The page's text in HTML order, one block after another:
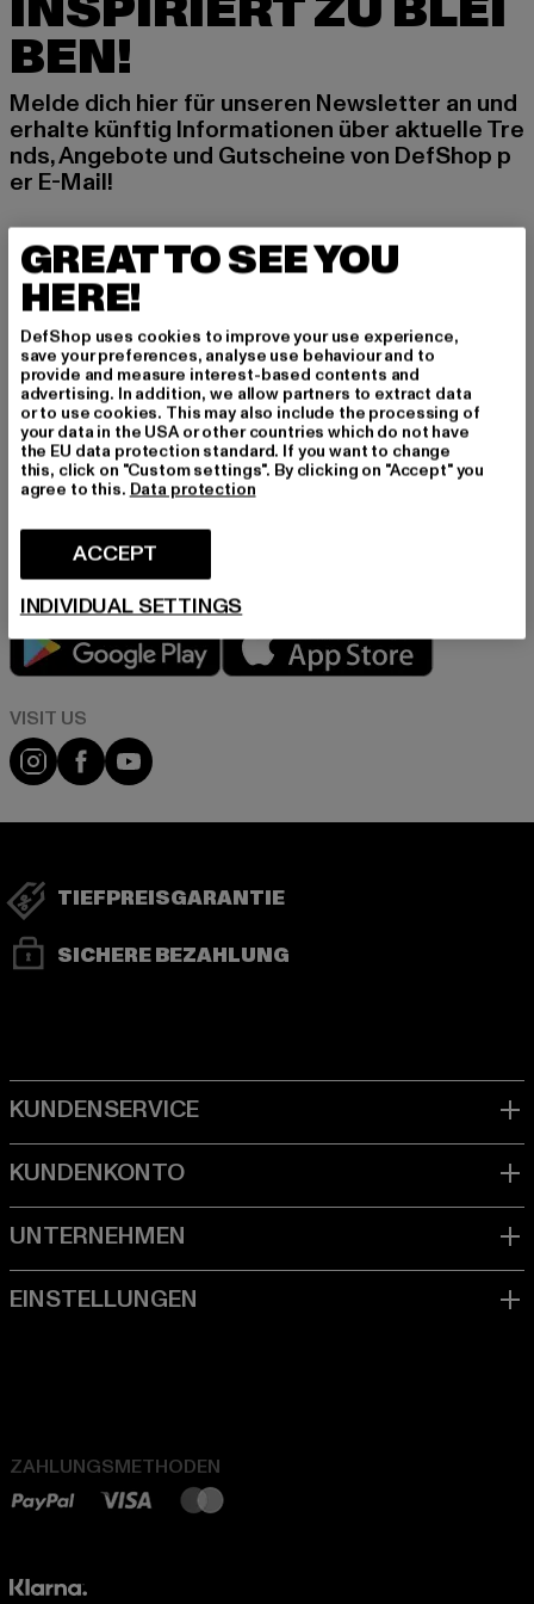
BEN!
Melde dich hier für unseren Newsletter an und
erhalte künftig Informationen über aktuelle Tre
nds, Angebote und Gutscheine von DefShop p
er E-Mail!
An welchen Produkten bist du interessiert?
MÄNNER
FRAUEN
E-MAIL
ANMELDEN
Informationen dazu, wie DefShop mit Deinen Daten umgeht, findest Du
abmelden.Datenschutzerklärung lesen.
Visit our Instagram page:
Visit our Facebook page:
Visit our YouTube channel:
TIEFPREISGARANTIE
SICHERE BEZAHLUNG
ZAHLUNGSMETHODEN
GREAT TO SEE YOU
HERE!
DefShop uses cookies to improve your use experience,
save your preferences, analyse use behaviour and to
provide and measure interest-based contents and
advertising. In addition, we allow partners to extract data
or to use cookies. This may also include the processing of
your data in the USA or other countries which do not have
the EU data protection standard. If you want to change
this, click on "Custom settings". By clicking on "Accept" you
agree to this. Data protection
ACCEPT
INDIVIDUAL SETTINGS